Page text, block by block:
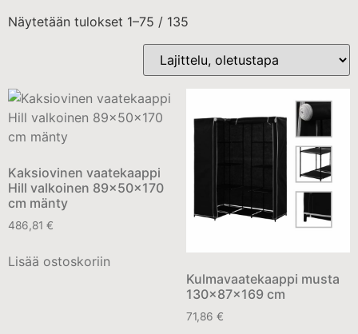
Näytetään tulokset 1–75 / 135
Kaksiovinen vaatekaappi
Hill valkoinen 89x50x170
cm mänty
486,81 €
Lisää ostoskoriin
Kulmavaatekaappi musta
130x87x169 cm
71,86 €